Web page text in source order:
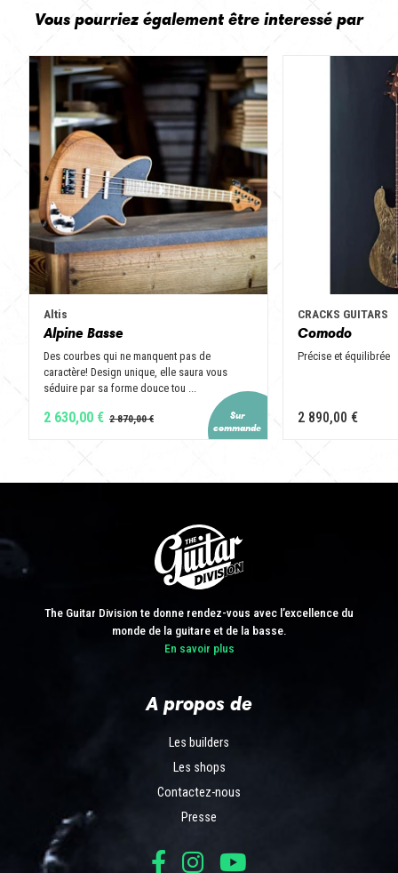
Vous pourriez également être interessé par
Altis
Alpine Basse
Des courbes qui ne manquent pas de
caractère! Design unique, elle saura vous
séduire par sa forme douce tou ...
2 630,00 €
CRACKS GUITARS
Comodo
Précise et équilibrée
2 890,00 €
The Guitar Division te donne rendez-vous avec l’excellence du
monde de la guitare et de la basse.
En savoir plus
A propos de
Les builders
Les shops
Contactez-nous
Presse